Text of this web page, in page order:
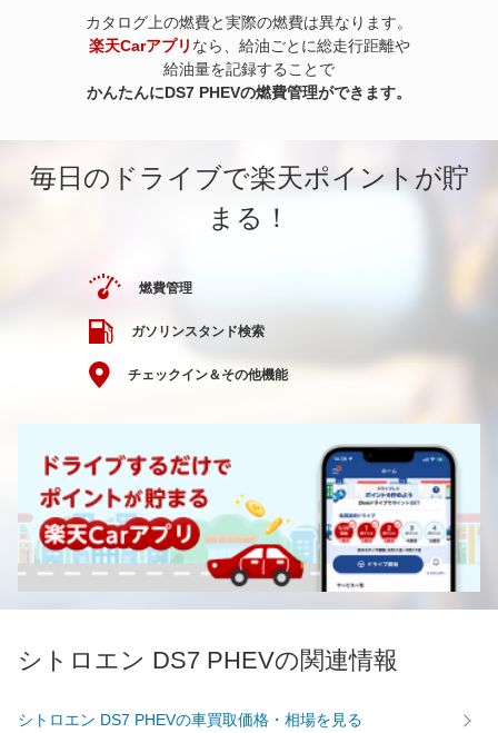
カタログ上の燃費と実際の燃費は異なります。
楽天Carアプリ なら、給油ごとに総走行距離や
給油量を記録することで
かんたんにDS7 PHEVの燃費管理ができます。
毎日のドライブで楽天ポイントが貯
まる！
燃費管理
ガソリンスタンド検索
チェックイン＆その他機能
シトロエン DS7 PHEVの関連情報
シトロエン DS7 PHEVの車買取価格・相場を見る